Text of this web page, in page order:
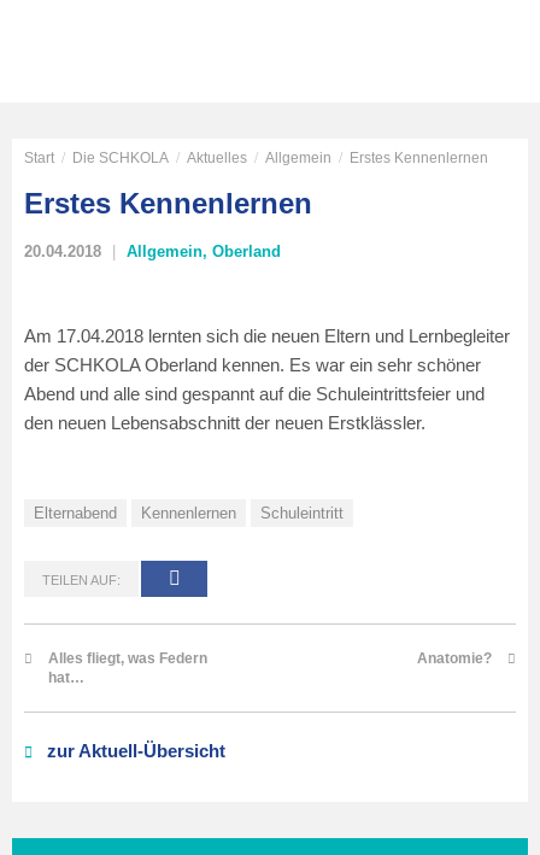
Start / Die SCHKOLA / Aktuelles / Allgemein / Erstes Kennenlernen
Erstes Kennenlernen
20.04.2018 Allgemein, Oberland
Am 17.04.2018 lernten sich die neuen Eltern und Lernbegleiter
der SCHKOLA Oberland kennen. Es war ein sehr schöner
Abend und alle sind gespannt auf die Schuleintrittsfeier und
den neuen Lebensabschnitt der neuen Erstklässler.
Elternabend Kennenlernen Schuleintritt
TEILEN AUF:
Alles fliegt, was Federn
hat…
Anatomie?
zur Aktuell-Übersicht